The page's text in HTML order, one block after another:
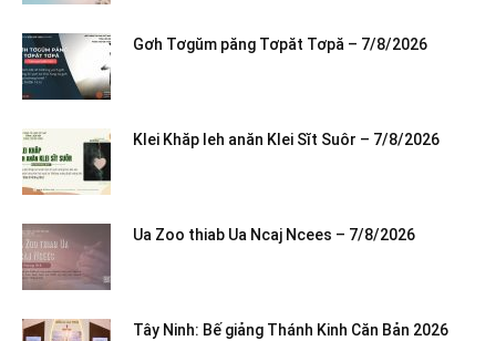
Gơh Tơgŭm păng Tơpăt Tơpă – 7/8/2026
Klei Khăp leh anăn Klei Sĭt Suôr – 7/8/2026
Ua Zoo thiab Ua Ncaj Ncees – 7/8/2026
Tây Ninh: Bế giảng Thánh Kinh Căn Bản 2026